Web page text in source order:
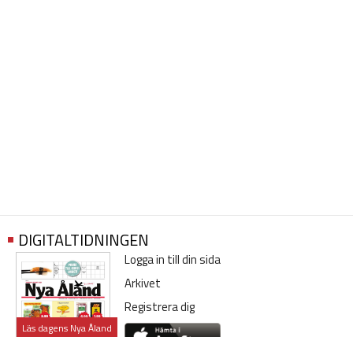
DIGITALTIDNINGEN
Läs dagens Nya Åland
Logga in till din sida
Arkivet
Registrera dig